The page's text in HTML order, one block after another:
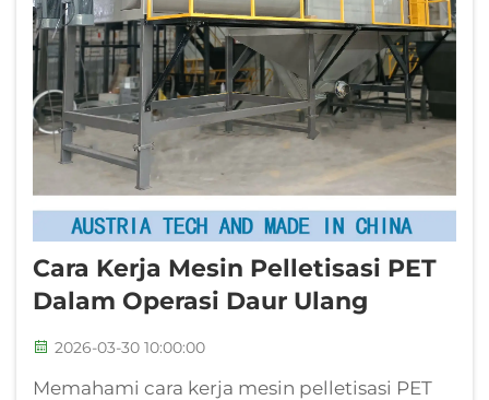
Cara Kerja Mesin Pelletisasi PET
Dalam Operasi Daur Ulang
2026-03-30 10:00:00
Memahami cara kerja mesin pelletisasi PET